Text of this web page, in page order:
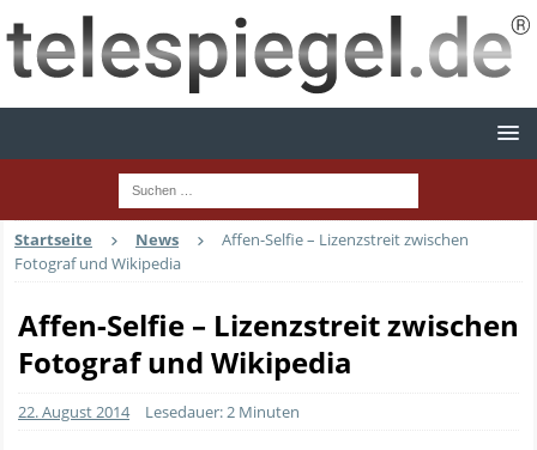
Startseite News
Affen-Selfie – Lizenzstreit zwischen
Fotograf und Wikipedia
Affen-Selfie – Lizenzstreit zwischen
Fotograf und Wikipedia
22. August 2014 Lesedauer: 2 Minuten